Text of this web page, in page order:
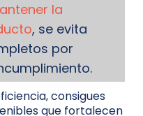
la
, se evita
por
consigues
que fortalecen